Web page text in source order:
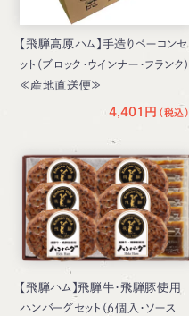
【飛騨高原ハム】手造りベーコンセ
ット（ブロック・ウインナー・フランク）
≪産地直送便≫
4,401円
【飛騨ハム】飛騨牛・飛騨豚使用
ハンバーグセット（6個入・ソース